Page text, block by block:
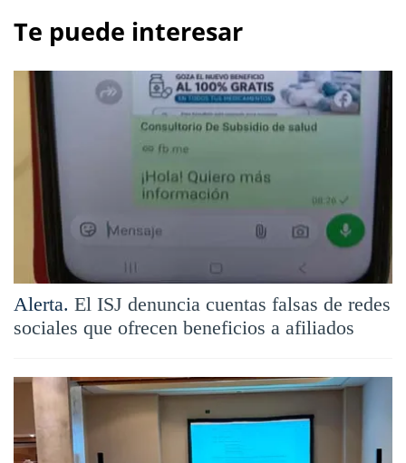
Te puede interesar
Alerta. El ISJ denuncia cuentas falsas de redes
sociales que ofrecen beneficios a afiliados